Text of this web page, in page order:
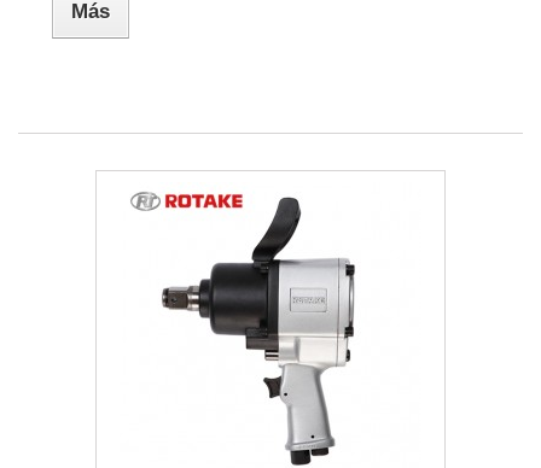
Más